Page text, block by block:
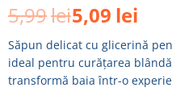
5,99leiPrețul
inițial
a
fost:
5,99lei.
5,09 lei
Săpun delicat cu glicerină
ideal pentru curățarea
transformă baia într-o